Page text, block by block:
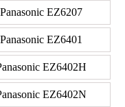
Panasonic EZ6207
Panasonic EZ6401
EZ6402H
EZ6402N